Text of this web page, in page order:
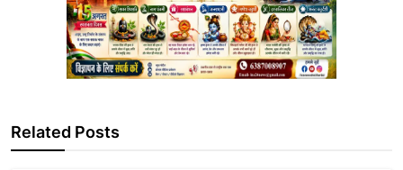
Related Posts